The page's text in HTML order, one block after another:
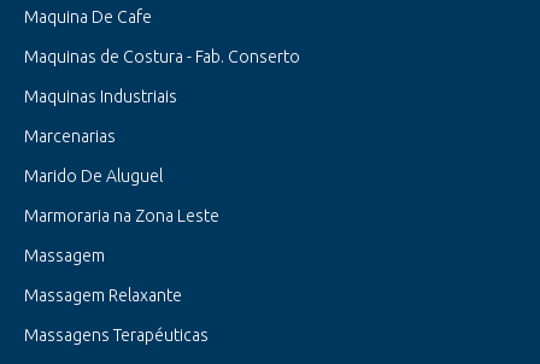
Maquina De Cafe
Maquinas de Costura - Fab. Conserto
Maquinas Industriais
Marcenarias
Marido De Aluguel
Marmoraria na Zona Leste
Massagem
Massagem Relaxante
Massagens Terapéuticas